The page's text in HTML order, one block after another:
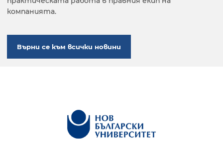
компанията.
Върни се към всички новини